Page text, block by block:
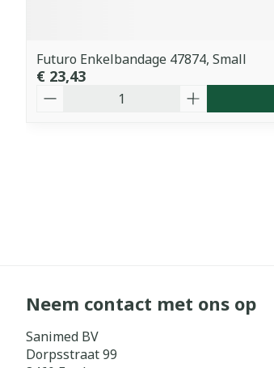
Futuro Enkelbandage 47874, Small
€ 23,43
Neem contact met ons op
Sanimed BV
Dorpsstraat 99